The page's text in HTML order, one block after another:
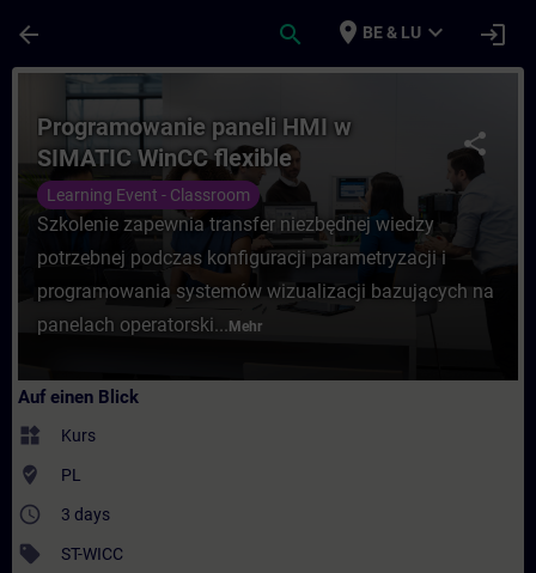
arrow_back search place BE & LU expand_more login
Kurs - Programowanie paneli HMI w
share
Programowanie paneli HMI w
SIMATIC WinCC flexible
Learning Event - Classroom
Szkolenie zapewnia transfer niezbędnej wiedzy
potrzebnej podczas konfiguracji parametryzacji i
programowania systemów wizualizacji bazujących na
panelach operatorski... Mehr
Auf einen Blick
widgets Kurs
where_to_vote PL
access_time 3 days
sell ST-WICC